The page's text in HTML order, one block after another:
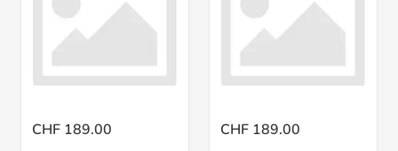
CHF 189.00
CHF 189.00